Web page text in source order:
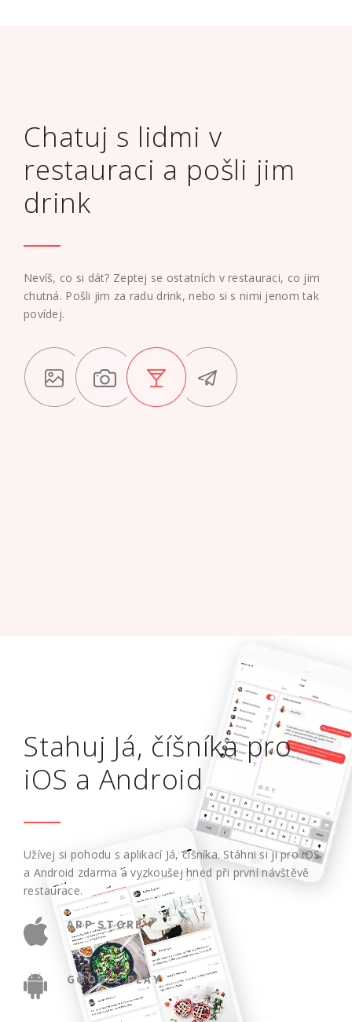
Chatuj s lidmi v
restauraci a pošli jim
drink
Nevíš, co si dát? Zeptej se ostatních v restauraci, co jim
chutná. Pošli jim za radu drink, nebo si s nimi jenom tak
povídej.
Stahuj Já, číšníka pro
iOS a Android
Užívej si pohodu s aplikací Já, číšníka. Stáhni si ji pro iOS
a Android zdarma a vyzkoušej hned při první návštěvě
restaurace.
APP STORE
GOOGLE PLAY